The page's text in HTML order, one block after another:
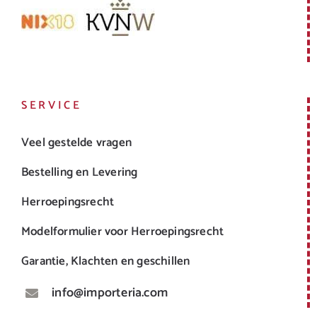
SERVICE
Veel gestelde vragen
Bestelling en Levering
Herroepingsrecht
Modelformulier voor Herroepingsrecht
Garantie, Klachten en geschillen
info@importeria.com